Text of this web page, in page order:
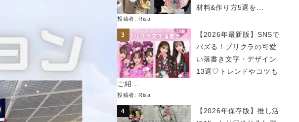
材料&作り方5選を...
投稿者: Risa
【2026年最新版】SNSで
バズる！プリクラの可愛
い落書き文字・デザイン
13選♡トレンドやコツも
ご紹...
投稿者: Risa
【2026年保存版】推し活